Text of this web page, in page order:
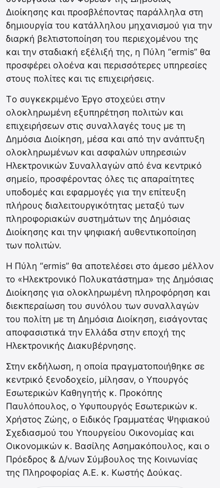
Διοίκησης και προσβλέποντας παράλληλα στη
δημιουργία του κατάλληλου μηχανισμού για την
διαρκή βελτιστοποίηση του περιεχομένου της
και την σταδιακή εξέλιξή της, η Πύλη “ermis” θα
προσφέρει ολοένα και περισσότερες υπηρεσίες
στους πολίτες και τις επιχειρήσεις.
Tο συγκεκριμένο Έργο στοχεύει στην
ολοκληρωμένη εξυπηρέτηση πολιτών και
επιχειρήσεων στις συναλλαγές τους με τη
Δημόσια Διοίκηση, μέσα και από την ανάπτυξη
ολοκληρωμένων και ασφαλών υπηρεσιών
Ηλεκτρονικών Συναλλαγών από ένα κεντρικό
σημείο, προσφέροντας όλες τις απαραίτητες
υποδομές και εφαρμογές για την επίτευξη
πλήρους διαλειτουργικότητας μεταξύ των
πληροφοριακών συστημάτων της Δημόσιας
Διοίκησης και την ψηφιακή αυθεντικοποίηση
των πολιτών.
Η Πύλη “ermis” θα αποτελέσει στο άμεσο μέλλον
το «Ηλεκτρονικό Πολυκατάστημα» της Δημόσιας
Διοίκησης για ολοκληρωμένη πληροφόρηση και
διεκπεραίωση του συνόλου των συναλλαγών
του πολίτη με τη Δημόσια Διοίκηση, εισάγοντας
αποφασιστικά την Ελλάδα στην εποχή της
Ηλεκτρονικής Διακυβέρνησης.
Στην εκδήλωση, η οποία πραγματοποιήθηκε σε
κεντρικό ξενοδοχείο, μίλησαν, ο Υπουργός
Εσωτερικών Καθηγητής κ. Προκόπης
Παυλόπουλος, ο Υφυπουργός Εσωτερικών κ.
Χρήστος Ζώης, ο Ειδικός Γραμματέας Ψηφιακού
Σχεδιασμού του Υπουργείου Οικονομίας και
Οικονομικών κ. Βασίλης Ασημακόπουλος, και ο
Πρόεδρος & Δ/νων Σύμβουλος της Κοινωνίας
της Πληροφορίας Α.Ε. κ. Κωστής Δούκας.